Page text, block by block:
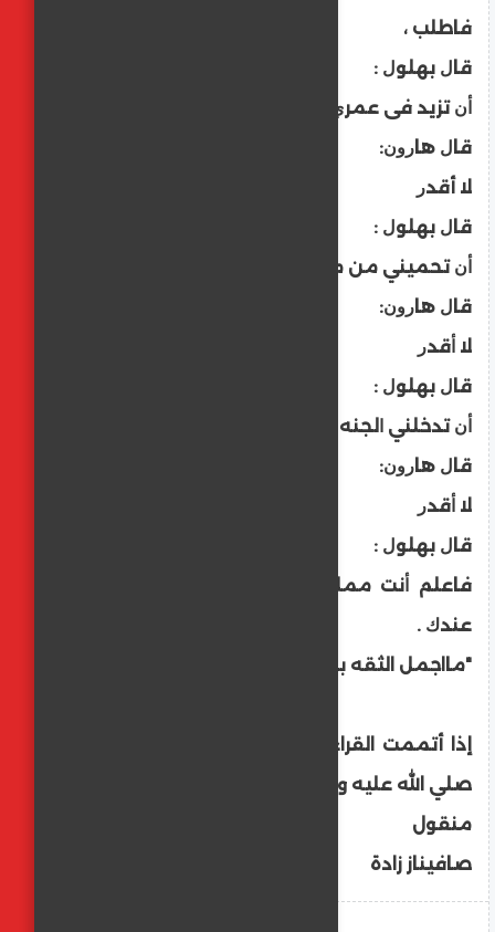
ﻓﺎﻃﻠﺐ ،
ﻗﺎﻝ ﺑﻬﻠﻮﻝ :
ﺃﻥ ﺗﺰﻳﺪ ﻓﻰ ﻋﻤﺮﻱ
ﻗﺎﻝ ﻫﺎﺭﻭﻥ:
ﻻ أﻗﺪﺭ
ﻗﺎﻝ ﺑﻬﻠﻮﻝ :
ﺃﻥ ﺗﺤﻤﻴﻨﻲ ﻣﻦ ﻣﻠﻚ ﺍﻟﻤﻮﺕ
ﻗﺎﻝ ﻫﺎﺭﻭﻥ:
ﻻ ﺃﻗﺪﺭ
ﻗﺎﻝ ﺑﻬﻠﻮﻝ :
ﺃﻥ ﺗﺪﺧﻠﻨﻲ ﺍﻟﺠﻨﻪ ﻭﺗﺒﻌﺪﻧﻲ ﻋﻦ ﺍﻟﻨﺎﺭ
ﻗﺎﻝ ﻫﺎﺭﻭﻥ:
ﻻ ﺃﻗﺪﺭ
ﻗﺎﻝ ﺑﻬﻠﻮﻝ :
ﻓﺎﻋﻠﻢ ﺃﻧﺖ ﻣﻤﻠﻮﻙ ﻭﻟﺴﺖ ﻣﻠﻚ ﻭﻻ ﺣﺎﺟﺔ ﻟﻲ
ﻋﻨﺪﻙ .
"مااجمل الثقه بالله تعالي
إذا أتممت القراءه صلوا علي اشرف المرسلين
صلي الله عليه وسلم
منقول
صافيناز زادة